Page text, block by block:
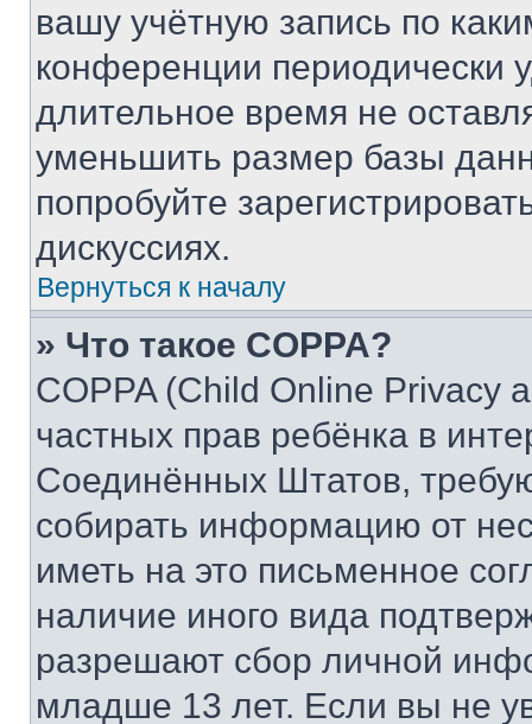
вашу учётную запись по
конференции периодически
длительное время не
уменьшить размер базы
попробуйте
дискуссиях.
Вернуться к началу
» Что такое COPPA?
COPPA (Child Online Privacy
частных прав ребёнка в
Соединённых Штатов,
собирать информацию от
иметь на это письменное
наличие иного вида
разрешают сбор личной
младше 13 лет. Если вы не